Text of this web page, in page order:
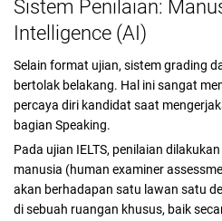
Sistem Penilaian:
Intelligence (AI)
Selain format ujian, sistem grading
bertolak belakang. Hal ini sangat
percaya diri kandidat saat
bagian Speaking.
Pada ujian IELTS, penilaian
manusia (human examiner
akan berhadapan satu lawan satu
di sebuah ruangan khusus, baik